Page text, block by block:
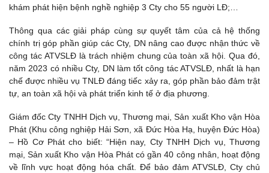
khám phát hiện bệnh nghề nghiệp 3 Cty cho 55 người LĐ;…
Thông qua các giải pháp cùng sự quyết tâm của cả hệ thống
chính trị góp phần giúp các Cty, DN nâng cao được nhận thức về
công tác ATVSLĐ là trách nhiệm chung của toàn xã hội. Qua đó,
năm 2023 có nhiều Cty, DN làm tốt công tác ATVSLĐ, nhất là hạn
chế được nhiều vụ TNLĐ đáng tiếc xảy ra, góp phần bảo đảm trật
tự, an toàn xã hội và phát triển kinh tế ở địa phương.
Giám đốc Cty TNHH Dịch vụ, Thương mại, Sản xuất Kho vận Hòa
Phát (Khu công nghiệp Hải Sơn, xã Đức Hòa Hạ, huyện Đức Hòa)
– Hồ Cơ Phát cho biết: “Hiện nay, Cty TNHH Dịch vụ, Thương
mại, Sản xuất Kho vận Hòa Phát có gần 40 công nhân, hoạt động
về lĩnh vực hoạt động hóa chất. Để bảo đảm ATVSLĐ, Cty chủ